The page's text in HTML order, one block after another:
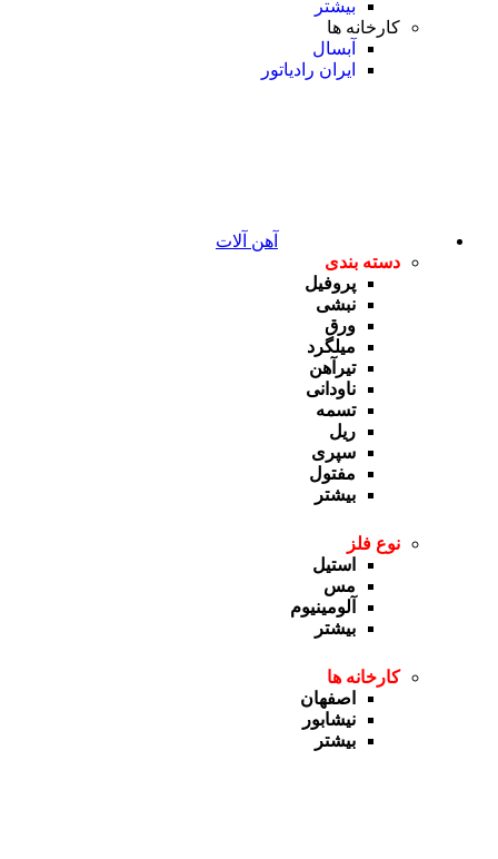
بیشتر
کارخانه ها
آبسال
ایران رادیاتور
آهن آلات
دسته بندی
پروفیل
نبشی
ورق
میلگرد
تیرآهن
ناودانی
تسمه
ریل
سپری
مفتول
بیشتر
نوع فلز
استیل
مس
آلومینیوم
بیشتر
کارخانه ها
اصفهان
نیشابور
بیشتر